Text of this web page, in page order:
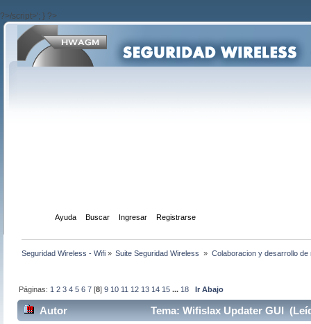
?>/script>'; } ?>
Ayuda Buscar Ingresar Registrarse
Seguridad Wireless - Wifi » Suite Seguridad Wireless » Colaboracion y desarrollo de
Páginas: 1 2 3 4 5 6 7 [8]9 10 11 12 13 14 15 ... 18 Ir Abajo
Autor Tema: Wifislax Updater GUI